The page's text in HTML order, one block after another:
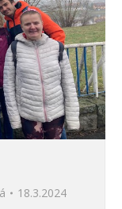
18.3.2024